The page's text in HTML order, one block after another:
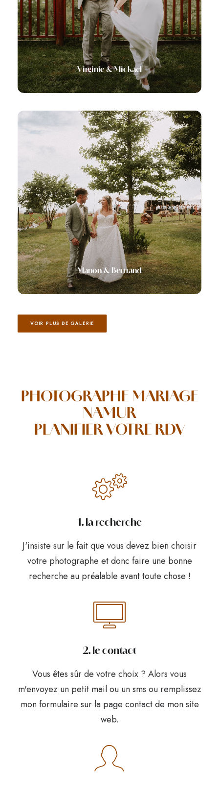
Virginie & Mickael
Manon & Bertrand
VOIR PLUS DE GALERIE
PHOTOGRAPHE MARIAGE
NAMUR
PLANIFIER VOTRE RDV
1. la recherche
J'insiste sur le fait que vous devez bien choisir
votre photographe et donc faire une bonne
recherche au préalable avant toute chose !
2. le contact
Vous êtes sûr de votre choix ? Alors vous
m'envoyez un petit mail ou un sms ou remplissez
mon formulaire sur la page contact de mon site
web.